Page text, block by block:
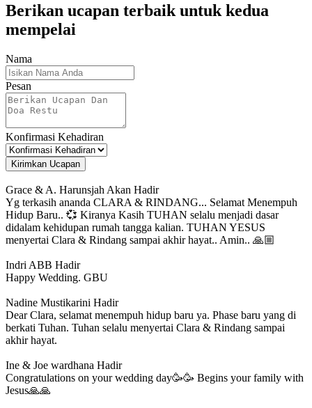
Berikan ucapan terbaik untuk kedua
mempelai
Nama
Pesan
Konfirmasi Kehadiran
Kirimkan Ucapan
Grace & A. Harunsjah Akan Hadir
Yg terkasih ananda CLARA & RINDANG... Selamat Menempuh
Hidup Baru.. 💞 Kiranya Kasih TUHAN selalu menjadi dasar
didalam kehidupan rumah tangga kalian. TUHAN YESUS
menyertai Clara & Rindang sampai akhir hayat.. Amin.. 🙏🏼
Indri ABB Hadir
Happy Wedding. GBU
Nadine Mustikarini Hadir
Dear Clara, selamat menempuh hidup baru ya. Phase baru yang di
berkati Tuhan. Tuhan selalu menyertai Clara & Rindang sampai
akhir hayat.
Ine & Joe wardhana Hadir
Congratulations on your wedding day🥳🥳 Begins your family with
Jesus🙏🙏